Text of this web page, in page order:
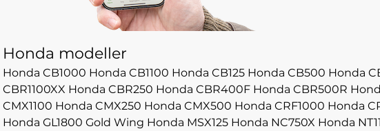
Honda modeller
Honda CB1000 Honda CB1100 Honda CB125 Honda CB500 Honda
CBR1100XX Honda CBR250 Honda CBR400F Honda CBR500R
CMX1100 Honda CMX250 Honda CMX500 Honda CRF1000 Honda
Honda GL1800 Gold Wing Honda MSX125 Honda NC750X Honda